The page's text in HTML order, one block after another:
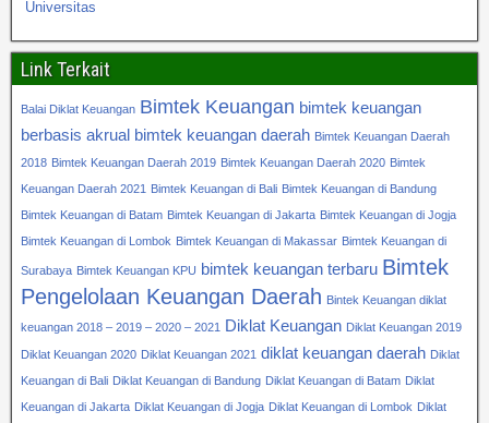
Universitas
Link Terkait
Balai Diklat Keuangan Bimtek Keuangan bimtek keuangan
berbasis akrual bimtek keuangan daerah Bimtek Keuangan Daerah
2018 Bimtek Keuangan Daerah 2019 Bimtek Keuangan Daerah 2020 Bimtek
Keuangan Daerah 2021 Bimtek Keuangan di Bali Bimtek Keuangan di Bandung
Bimtek Keuangan di Batam Bimtek Keuangan di Jakarta Bimtek Keuangan di Jogja
Bimtek Keuangan di Lombok Bimtek Keuangan di Makassar Bimtek Keuangan di
Surabaya Bimtek Keuangan KPU bimtek keuangan terbaru Bimtek
Pengelolaan Keuangan Daerah Bintek Keuangan diklat
keuangan 2018 – 2019 – 2020 – 2021 Diklat Keuangan Diklat Keuangan 2019
Diklat Keuangan 2020 Diklat Keuangan 2021 diklat keuangan daerah Diklat
Keuangan di Bali Diklat Keuangan di Bandung Diklat Keuangan di Batam Diklat
Keuangan di Jakarta Diklat Keuangan di Jogja Diklat Keuangan di Lombok Diklat